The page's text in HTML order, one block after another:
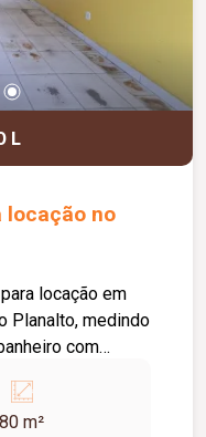
L
locação no
locação em
Planalto, medindo
com
80 m²